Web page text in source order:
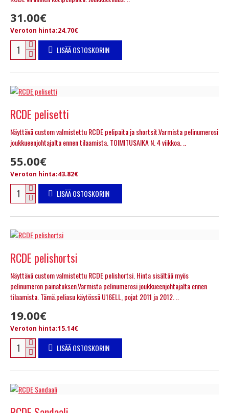
31.00€
Veroton hinta:24.70€
LISÄÄ OSTOSKORIIN
RCDE pelisetti
Näyttävä custom valmistettu RCDE pelipaita ja shortsit.Varmista pelinumerosi
joukkueenjohtajalta ennen tilaamista. TOIMITUSAIKA N. 4 viikkoa. ..
55.00€
Veroton hinta:43.82€
LISÄÄ OSTOSKORIIN
RCDE pelishortsi
Näyttävä custom valmistettu RCDE pelishortsi. Hinta sisältää myös
pelinumeron painatuksen.Varmista pelinumerosi joukkueenjohtajalta ennen
tilaamista. Tämä.peliasu käytössä U16ELL, pojat 2011 ja 2012. ..
19.00€
Veroton hinta:15.14€
LISÄÄ OSTOSKORIIN